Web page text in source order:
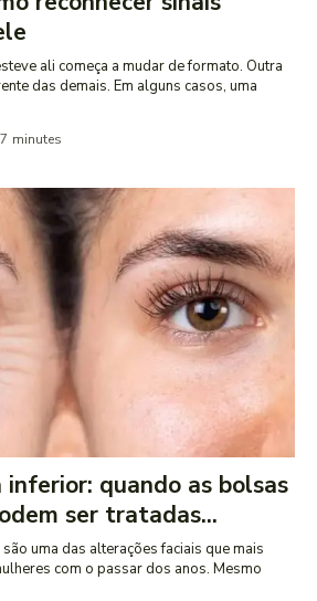
ali começa a mudar de formato. Outra
das demais. Em alguns casos, uma
7 minutes
quando as bolsas
ser tratadas...
uma das alterações faciais que mais
com o passar dos anos. Mesmo